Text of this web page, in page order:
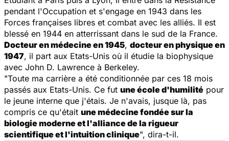
pendant l'Occupation et s'engage en 1943 dans les
Forces françaises libres et combat avec les alliés. Il est
blessé en 1944 en atterrissant dans le sud de la France.
Docteur en médecine en 1945, docteur en physique en
1947, il part aux Etats-Unis où il étudie la biophysique
avec John D. Lawrence à Berkeley.
"Toute ma carrière a été conditionnée par ces 18 mois
passés aux Etats-Unis. Ce fut une école d'humilité pour
le jeune interne que j'étais. Je n'avais, jusque là, pas
compris ce qu'était une médecine fondée sur la
biologie moderne et l'alliance de la rigueur
scientifique et l'intuition clinique", dira-t-il.